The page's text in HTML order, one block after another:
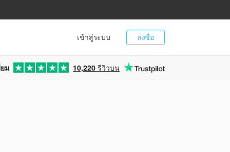
ลงชื่อ
เข้าสู่ระบบ
ม 10,220 รีวิวบน